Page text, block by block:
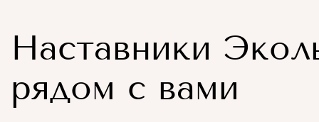
Наставники
рядом с вами